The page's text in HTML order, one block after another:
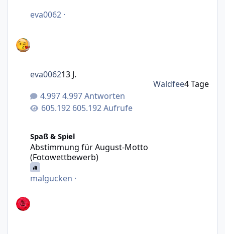
eva0062 ·
4.997 Antworten
605.192 Aufrufe
eva006213 J.
Waldfee4 Tage
Spaß & Spiel
Abstimmung für August-Motto
(Fotowettbewerb)
malgucken ·